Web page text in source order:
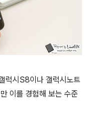
럭시S8이나 갤럭시노트
이를 경험해 보는 수준